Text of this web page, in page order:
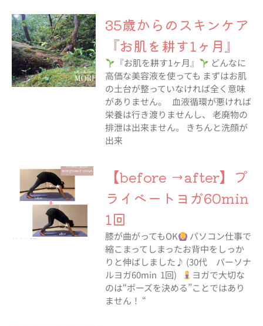
35歳からのスキンケア
『お肌を耕す1ヶ月』
『お肌を耕す1ヶ月』
どんなに
高価な美容液を使っても まずはお肌
の土台が整っていなければ全く意味
がありません。 血液循環が悪ければ
栄養は行き渡りませんし、 老廃物の
排泄は出来ません。 きちんと洗顔が
出来
【before →after】プ
ライベートヨガ60min
1回
膝が曲がってもOK
パソコン仕事で
縮こまってしまったお背中をしっか
りと伸ばしました♪ (30代 パーソナ
ルヨガ60min 1回)
ヨガで大切な
のは“ポーズを決める”ことではあり
ません！ “